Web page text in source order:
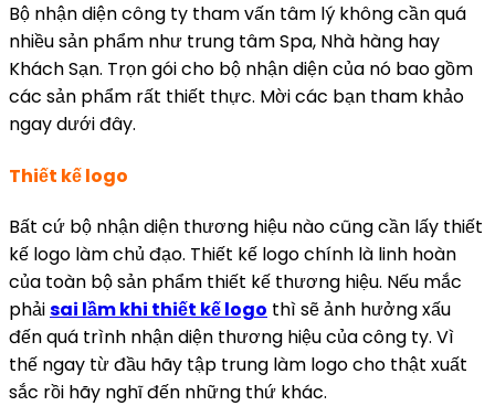
Bộ nhận diện công ty tham vấn tâm lý không cần quá
nhiều sản phẩm như trung tâm Spa, Nhà hàng hay
Khách Sạn. Trọn gói cho bộ nhận diện của nó bao gồm
các sản phẩm rất thiết thực. Mời các bạn tham khảo
ngay dưới đây.
Thiết kế logo
Bất cứ bộ nhận diện thương hiệu nào cũng cần lấy thiết
kế logo làm chủ đạo. Thiết kế logo chính là linh hoàn
của toàn bộ sản phẩm thiết kế thương hiệu. Nếu mắc
phảisai lầm khi thiết kế logo thì sẽ ảnh hưởng xấu
đến quá trình nhận diện thương hiệu của công ty. Vì
thế ngay từ đầu hãy tập trung làm logo cho thật xuất
sắc rồi hãy nghĩ đến những thứ khác.